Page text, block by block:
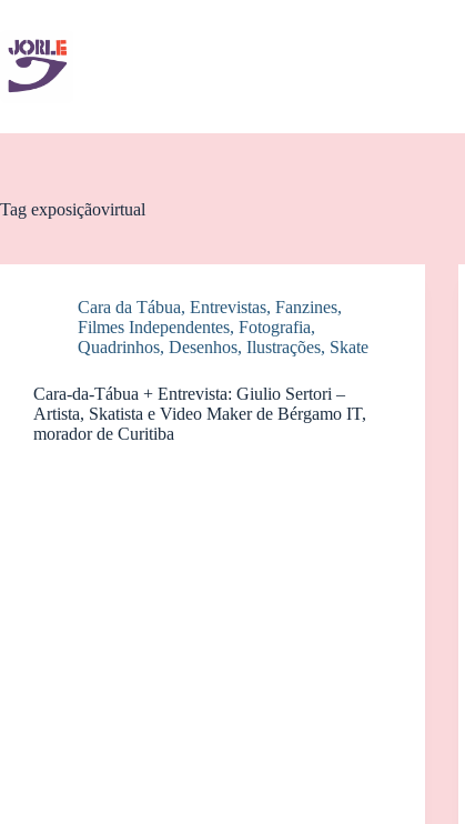
conteúdo
Tag exposiçãovirtual
Cara da Tábua, Entrevistas, Fanzines,
Filmes Independentes, Fotografia,
Quadrinhos, Desenhos, Ilustrações, Skate
Cara-da-Tábua + Entrevista: Giulio Sertori –
Artista, Skatista e Video Maker de Bérgamo IT,
morador de Curitiba